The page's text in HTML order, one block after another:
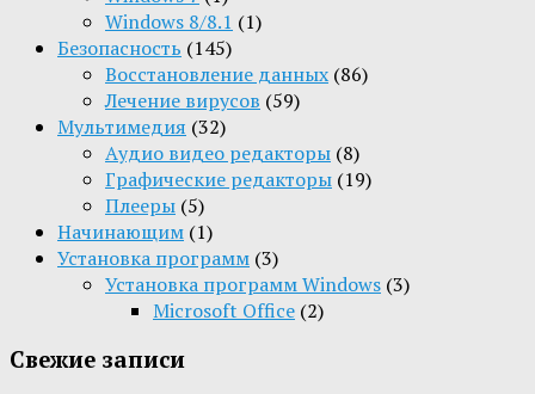
Windows 8/8.1 (1)
Безопасность (145)
Восстановление данных (86)
Лечение вирусов (59)
Мультимедия (32)
Aудио видео редакторы (8)
Графические редакторы (19)
Плееры (5)
Начинающим (1)
Установка программ (3)
Установка программ Windows (3)
Microsoft Office (2)
Свежие записи